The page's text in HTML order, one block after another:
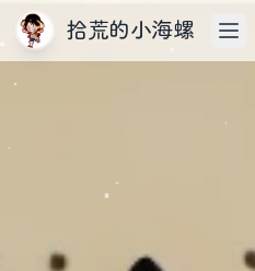
拾荒的小海螺